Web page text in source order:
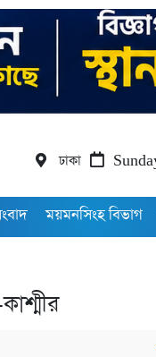
ঢাকা
ময়মনসিংহ বিভাগ